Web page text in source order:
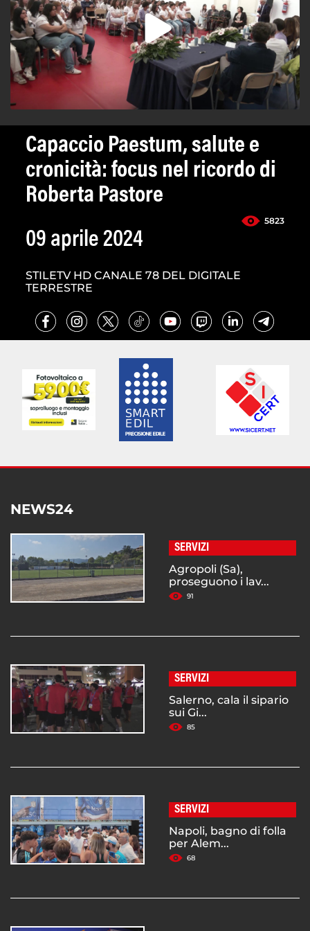
Capaccio Paestum, salute e
cronicità: focus nel ricordo di
Roberta Pastore
5823
09 aprile 2024
STILETV HD CANALE 78 DEL DIGITALE
TERRESTRE
NEWS24
SERVIZI
Agropoli (Sa),
proseguono i lav...
91
SERVIZI
Salerno, cala il sipario
sui Gi...
85
SERVIZI
Napoli, bagno di folla
per Alem...
68